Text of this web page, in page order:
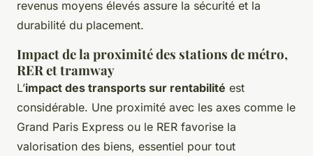
revenus moyens élevés assure la sécurité et la
durabilité du placement.
Impact de la proximité des stations de métro,
RER et tramway
L’impact des transports sur rentabilité est
considérable. Une proximité avec les axes comme le
Grand Paris Express ou le RER favorise la
valorisation des biens, essentiel pour tout